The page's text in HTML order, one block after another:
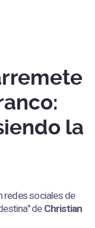
la
redes sociales de
deChristian